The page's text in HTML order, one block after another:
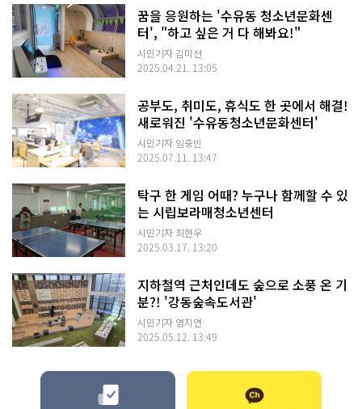
꿈을 응원하는 '수유동 청소년문화센
터', "하고 싶은 거 다 해봐요!"
시민기자 김미선
2025.04.21. 13:05
공부도, 취미도, 휴식도 한 곳에서 해결!
새로워진 '수유동청소년문화센터'
시민기자 임중빈
2025.07.11. 13:47
탁구 한 게임 어때? 누구나 함께할 수 있
는 시립보라매청소년센터
시민기자 최현우
2025.03.17. 13:20
지하철역 근처인데도 숲으로 소풍 온 기
분?! '강동숲속도서관'
시민기자 염지연
2025.05.12. 13:49